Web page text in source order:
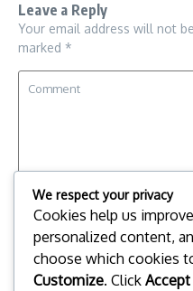
Leave a Reply
Your email address will not
marked *
We respect your privacy
Cookies help us
personalized content,
choose which cookies
Customize. Click